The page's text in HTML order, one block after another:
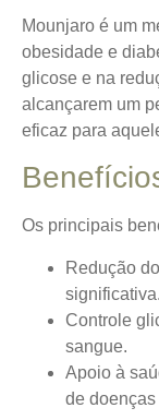
Mounjaro é um
obesidade e
glicose e na
alcançarem um
eficaz para
Os principais
Redução
significativa.
Controle
sangue.
Apoio à
de